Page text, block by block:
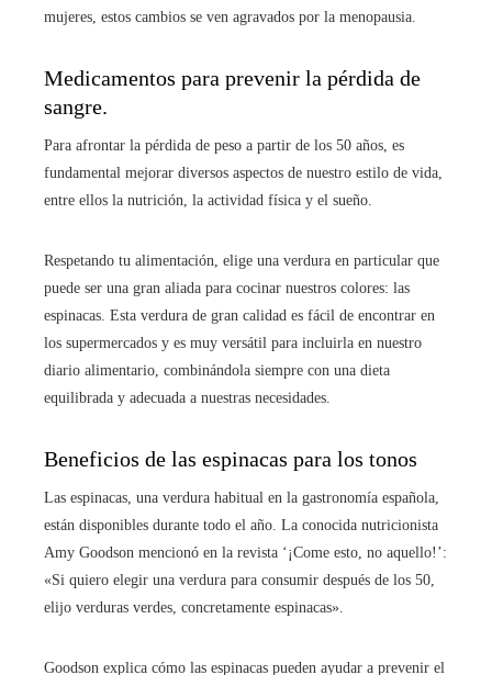
mujeres, estos cambios se ven agravados por la menopausia.
Medicamentos para prevenir la pérdida de
sangre.
Para afrontar la pérdida de peso a partir de los 50 años, es
fundamental mejorar diversos aspectos de nuestro estilo de vida,
entre ellos la nutrición, la actividad física y el sueño.
Respetando tu alimentación, elige una verdura en particular que
puede ser una gran aliada para cocinar nuestros colores: las
espinacas. Esta verdura de gran calidad es fácil de encontrar en
los supermercados y es muy versátil para incluirla en nuestro
diario alimentario, combinándola siempre con una dieta
equilibrada y adecuada a nuestras necesidades.
Beneficios de las espinacas para los tonos
Las espinacas, una verdura habitual en la gastronomía española,
están disponibles durante todo el año. La conocida nutricionista
Amy Goodson mencionó en la revista ‘¡Come esto, no aquello!’:
«Si quiero elegir una verdura para consumir después de los 50,
elijo verduras verdes, concretamente espinacas».
Goodson explica cómo las espinacas pueden ayudar a prevenir el